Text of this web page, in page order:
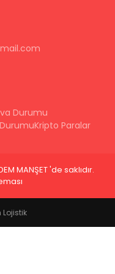
Durumu
Kripto Paralar
MANŞET 'de saklıdır.
Lojistik